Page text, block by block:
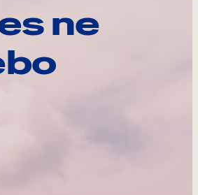
ne